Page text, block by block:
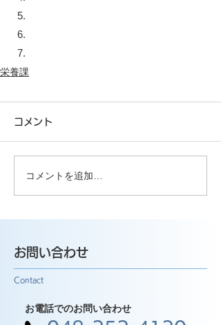
栄養課
コメント
コメントを追加…
お問い合わせ
Contact
お電話でのお問い合わせ